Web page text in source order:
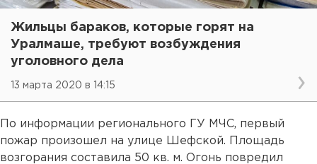
Жильцы бараков, которые горят на
Уралмаше, требуют возбуждения
уголовного дела
13 марта 2020 в 14:15
По информации регионального ГУ МЧС, первый
пожар произошел на улице Шефской. Площадь
возгорания составила 50 кв. м. Огонь повредил